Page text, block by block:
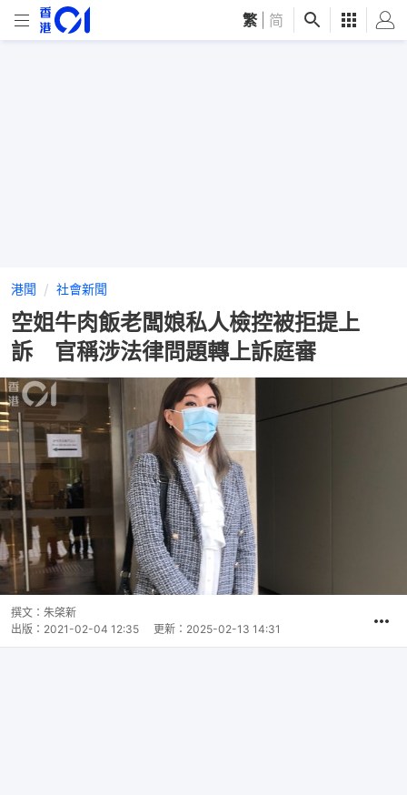
繁 简
港聞 社會新聞
空姐牛肉飯老闆娘私人檢控被拒提上
訴 官稱涉法律問題轉上訴庭審
撰文： 朱棨新
出版： 2021-02-04 12:35 更新： 2025-02-13 14:31